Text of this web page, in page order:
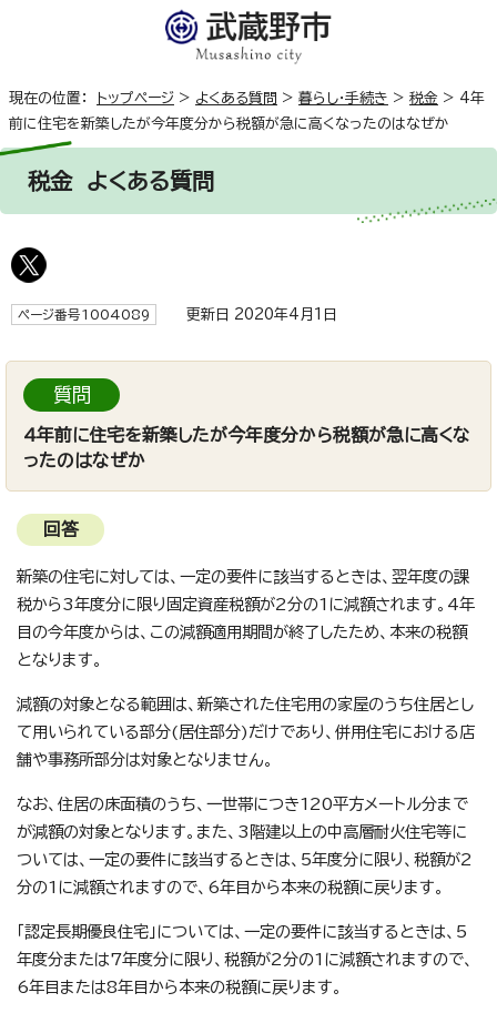
現在の位置： トップページ > よくある質問 > 暮らし・手続き > 税金 > 4年
前に住宅を新築したが今年度分から税額が急に高くなったのはなぜか
税金よくある質問
ページ番号1004089 更新日 2020年4月1日
質問
4年前に住宅を新築したが今年度分から税額が急に高くな
ったのはなぜか
回答
新築の住宅に対しては、一定の要件に該当するときは、翌年度の課
税から3年度分に限り固定資産税額が2分の1に減額されます。4年
目の今年度からは、この減額適用期間が終了したため、本来の税額
となります。
減額の対象となる範囲は、新築された住宅用の家屋のうち住居とし
て用いられている部分(居住部分)だけであり、併用住宅における店
舗や事務所部分は対象となりません。
なお、住居の床面積のうち、一世帯につき120平方メートル分まで
が減額の対象となります。また、3階建以上の中高層耐火住宅等に
ついては、一定の要件に該当するときは、5年度分に限り、税額が2
分の1に減額されますので、6年目から本来の税額に戻ります。
「認定長期優良住宅」については、一定の要件に該当するときは、5
年度分または7年度分に限り、税額が2分の1に減額されますので、
6年目または8年目から本来の税額に戻ります。